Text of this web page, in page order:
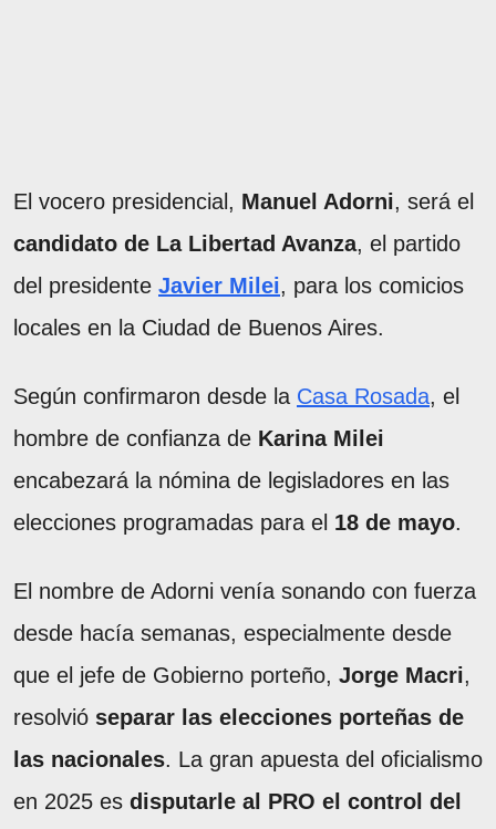
El vocero presidencial, Manuel Adorni, será el
candidato de La Libertad Avanza, el partido
del presidente Javier Milei, para los comicios
locales en la Ciudad de Buenos Aires.
Según confirmaron desde la Casa Rosada, el
hombre de confianza de Karina Milei
encabezará la nómina de legisladores en las
elecciones programadas para el 18 de mayo.
El nombre de Adorni venía sonando con fuerza
desde hacía semanas, especialmente desde
que el jefe de Gobierno porteño, Jorge Macri,
resolvió separar las elecciones porteñas de
las nacionales. La gran apuesta del oficialismo
en 2025 es disputarle al PRO el control del